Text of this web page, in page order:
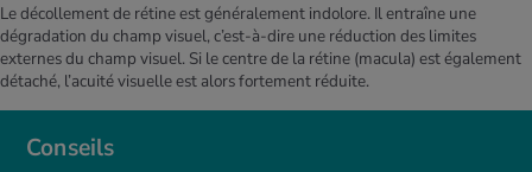
Conseils
Le décollement de rétine est généralement indolore. Il entraîne une
dégradation du champ visuel, c’est-à-dire une réduction des limites
externes du champ visuel. Si le centre de la rétine (macula) est également
détaché, l’acuité visuelle est alors fortement réduite.